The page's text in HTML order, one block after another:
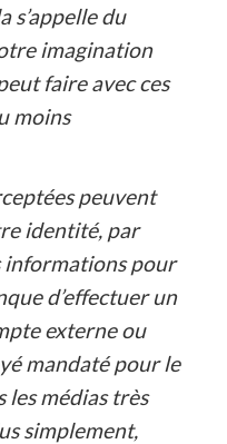
s’appelle du
imagination
faire avec ces
moins
peuvent
identité, par
informations pour
d’effectuer un
externe ou
mandaté pour le
les médias très
simplement,